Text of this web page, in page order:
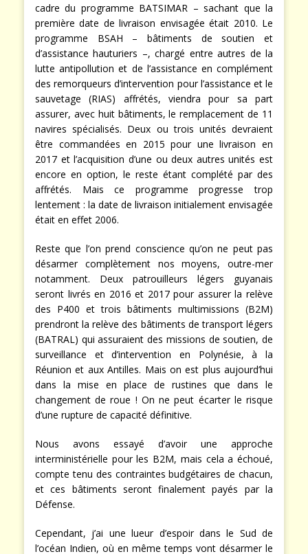
cadre du programme BATSIMAR – sachant que la
première date de livraison envisagée était 2010. Le
programme BSAH – bâtiments de soutien et
d’assistance hauturiers –, chargé entre autres de la
lutte antipollution et de l’assistance en complément
des remorqueurs d’intervention pour l’assistance et le
sauvetage (RIAS) affrétés, viendra pour sa part
assurer, avec huit bâtiments, le remplacement de 11
navires spécialisés. Deux ou trois unités devraient
être commandées en 2015 pour une livraison en
2017 et l’acquisition d’une ou deux autres unités est
encore en option, le reste étant complété par des
affrétés. Mais ce programme progresse trop
lentement : la date de livraison initialement envisagée
était en effet 2006.
Reste que l’on prend conscience qu’on ne peut pas
désarmer complètement nos moyens, outre-mer
notamment. Deux patrouilleurs légers guyanais
seront livrés en 2016 et 2017 pour assurer la relève
des P400 et trois bâtiments multimissions (B2M)
prendront la relève des bâtiments de transport légers
(BATRAL) qui assuraient des missions de soutien, de
surveillance et d’intervention en Polynésie, à la
Réunion et aux Antilles. Mais on est plus aujourd’hui
dans la mise en place de rustines que dans le
changement de roue ! On ne peut écarter le risque
d’une rupture de capacité définitive.
Nous avons essayé d’avoir une approche
interministérielle pour les B2M, mais cela a échoué,
compte tenu des contraintes budgétaires de chacun,
et ces bâtiments seront finalement payés par la
Défense.
Cependant, j’ai une lueur d’espoir dans le Sud de
l’océan Indien, où en même temps vont désarmer le